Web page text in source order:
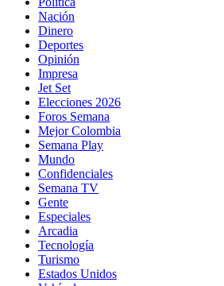
Nación
Dinero
Deportes
Opinión
Impresa
Jet Set
Elecciones 2026
Foros Semana
Mejor Colombia
Semana Play
Mundo
Confidenciales
Semana TV
Gente
Especiales
Arcadia
Tecnología
Turismo
Estados Unidos